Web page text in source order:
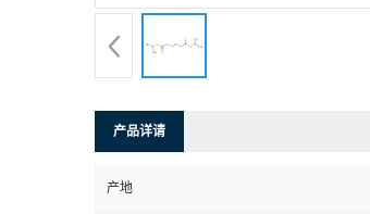
产品详请
产地